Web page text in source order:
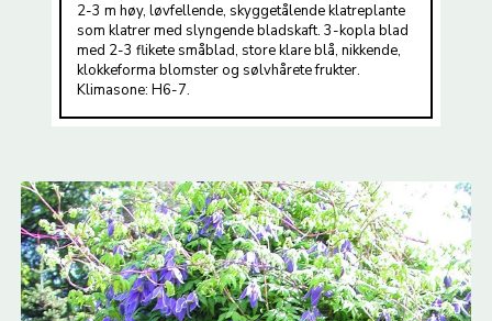
2-3 m høy, løvfellende, skyggetålende klatreplante
som klatrer med slyngende bladskaft. 3-kopla blad
med 2-3 flikete småblad, store klare blå, nikkende,
klokkeforma blomster og sølvhårete frukter.
Klimasone: H6-7.